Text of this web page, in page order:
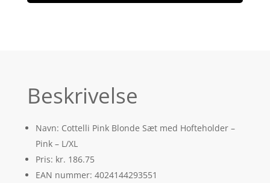
Beskrivelse
Navn: Cottelli Pink Blonde Sæt med Hofteholder –
Pink – L/XL
Pris: kr. 186.75
EAN nummer: 4024144293551